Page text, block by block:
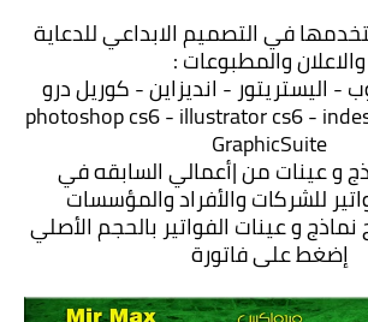
في التصميم الابداعي للدعاية
والاعلان والمطبوعات :
اليستريتور - انديزاين - كوريل درو
photoshop cs6 - illustrator cs6 -
GraphicSuite
و عينات من |أعمالي السابقه في
للشركات والأفراد والمؤسسات
و عينات الفواتير بالحجم الأصلي
إضغط على فاتورة